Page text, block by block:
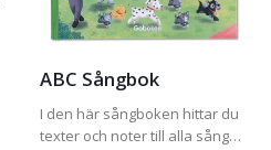
ABC Sångbok
I den här sångboken hittar du
texter och noter till alla sånger